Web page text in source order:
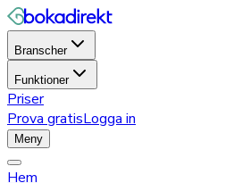
Branscher
Funktioner
Priser
Prova gratisLogga in
Meny
Hem